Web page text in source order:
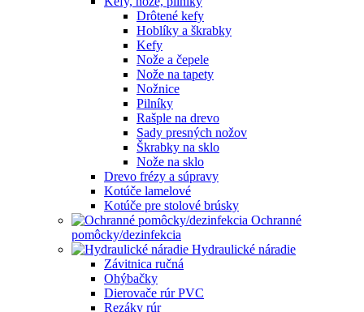
Drôtené kefy
Hoblíky a škrabky
Kefy
Nože a čepele
Nože na tapety
Nožnice
Pilníky
Rašple na drevo
Sady presných nožov
Škrabky na sklo
Nože na sklo
Drevo frézy a súpravy
Kotúče lamelové
Kotúče pre stolové brúsky
Ochranné
pomôcky/dezinfekcia
Hydraulické náradie
Závitnica ručná
Ohýbačky
Dierovače rúr PVC
Rezáky rúr